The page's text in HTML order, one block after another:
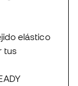
elástico
tus